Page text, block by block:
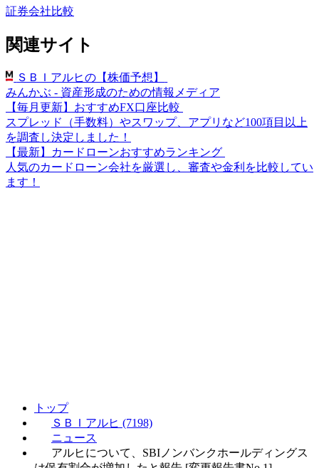
証券会社比較
関連サイト
ＳＢＩアルヒの【株価予想】
みんかぶ - 資産形成のための情報メディア
【毎月更新】おすすめFX口座比較
スプレッド（手数料）やスワップ、アプリなど100項目以上
を調査し決定しました！
【最新】カードローンおすすめランキング
人気のカードローン会社を厳選し、審査や金利を比較してい
ます！
トップ
ＳＢＩアルヒ (7198)
ニュース
アルヒについて、SBIノンバンクホールディングス